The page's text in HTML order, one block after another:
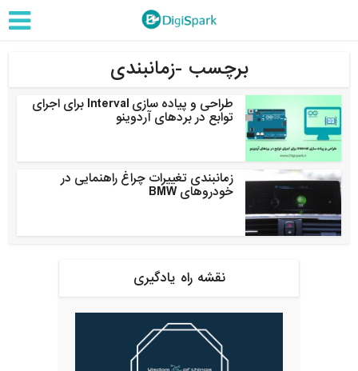
برچسب -زمانبندی
طراحی و پیاده سازی Interval برای اجرای
توابع در بردهای آردوینو
زمانبندی تغییرات چراغ راهنمایی در
خودروهای BMW
نقشه راه یادگیری